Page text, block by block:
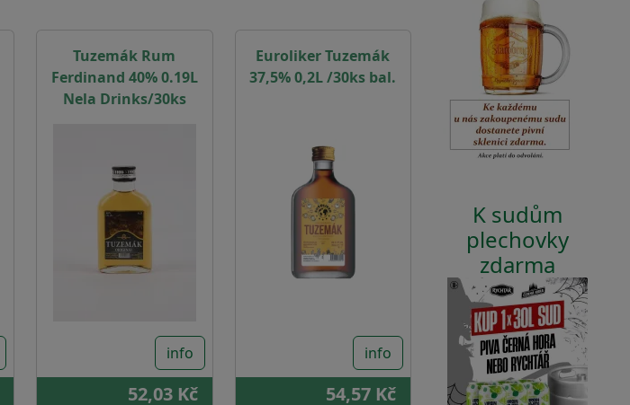
Tuzemák Rum
Ferdinand 40% 0.19L
Nela Drinks/30ks
info
52,03 Kč
Euroliker Tuzemák
37,5% 0,2L /30ks bal.
info
54,57 Kč
K sudům
plechovky
zdarma